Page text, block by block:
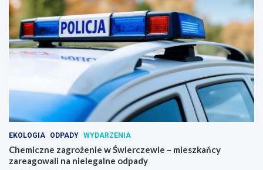
EKOLOGIA ODPADY WYDARZENIA
Chemiczne zagrożenie w Świerczewie – mieszkańcy
zareagowali na nielegalne odpady